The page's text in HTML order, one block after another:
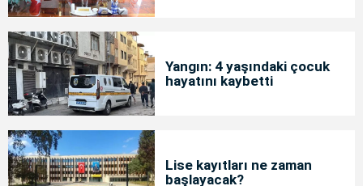
Yangın: 4 yaşındaki çocuk
hayatını kaybetti
Lise kayıtları ne zaman
başlayacak?